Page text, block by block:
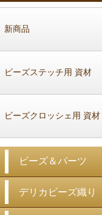
新商品
ビーズステッチ用 資材
ビーズクロッシェ用 資材
ビーズ＆パーツ
デリカビーズ織り